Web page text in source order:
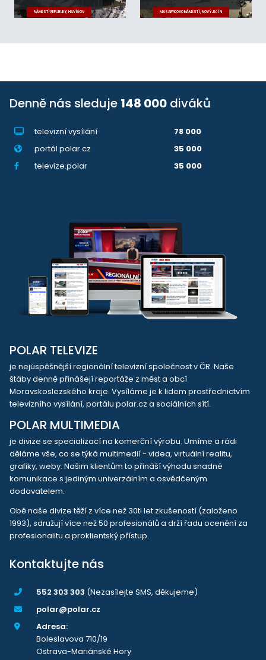
NÁMĚSTÍ REPUBLIKY, HAVÍŘOV MASARYKOVO NÁMĚSTÍ, NOVÝ JIČÍN
Denně nás sleduje 148 000 diváků
televizní vysílání
78 000
portál polar.cz
35 000
televize.polar
35 000
POLAR TELEVIZE
je nejúspěšnější regionální televizní společnost v ČR. Naše
štáby denně přinášejí reportáže z měst a obcí
Moravskoslezského kraje. Vysíláme je k lidem prostřednictvím
televizního vysílání, portálu polar.cz a sociálních sítí.
POLAR MULTIMEDIA
je divize se specializací na komerční výrobu. Umíme a rádi
děláme vše, co se týká multimedií - videa, virtuální realitu,
grafiky, weby. Našim klientům to přináší výhodu snadné
komunikace s jediným univerzálním a osvědčeným
dodavatelem.
Obě naše divize těží z více než 30ti let zkušeností (založeno
1993), sdružují více než 50 profesionálů a drží řadu ocenění za
profesionalitu a proklientský přístup.
Kontaktujte nás
552 303 303 (Nezasílejte SMS, děkujeme)
polar@polar.cz
Adresa:
Boleslavova 710/19
Ostrava-Mariánské Hory